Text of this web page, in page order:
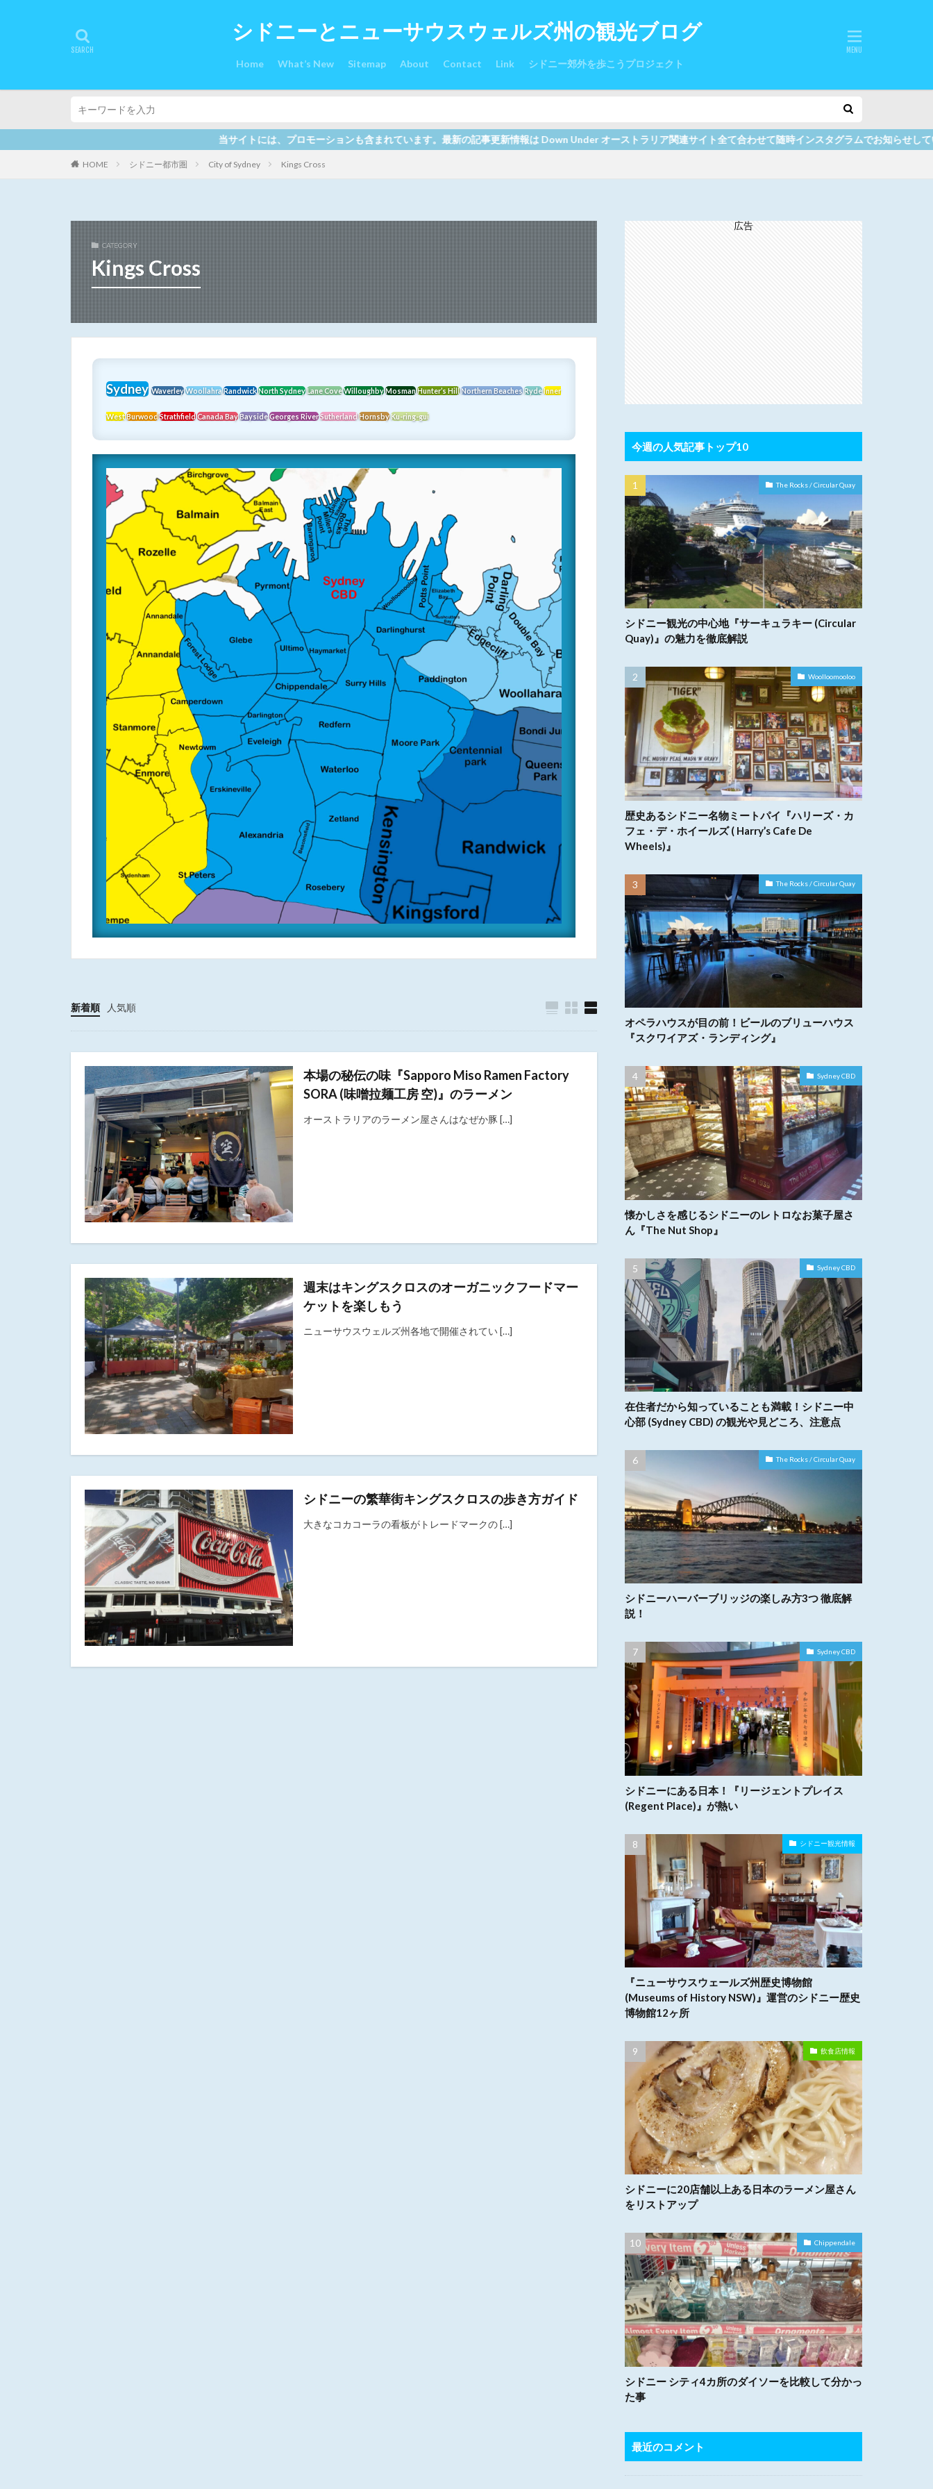
シドニーとニューサウスウェルズ州の観光ブログ
Home What’s New Sitemap About Contact Link シドニー郊外を歩こうプロジェクト
当サイトには、プロモーションも含まれています。最新の記事更新情報は Down Under オーストラリア関連サイト全て合わせて随時インスタグラムでお知らせしていますので、ここをクリック
HOME シドニー都市圏 City of Sydney Kings Cross
CATEGORY
Kings Cross
Sydney WaverleyWoollahraRandwickNorth SydneyLane CoveWilloughbyMosmanHunter’s HillNorthern BeachesRydeInner
WestBurwoodStrathfieldCanada BayBaysideGeorges RiverSutherlandHornsbyKu-ring-gui
新着順 人気順
本場の秘伝の味『Sapporo Miso Ramen Factory
SORA (味噌拉麺工房 空)』のラーメン
オーストラリアのラーメン屋さんはなぜか豚 […]
週末はキングスクロスのオーガニックフードマー
ケットを楽しもう
ニューサウスウェルズ州各地で開催されてい […]
シドニーの繁華街キングスクロスの歩き方ガイド
大きなコカコーラの看板がトレードマークの […]
広告
今週の人気記事トップ10
The Rocks / Circular Quay
シドニー観光の中心地『サーキュラキー (Circular
Quay)』の魅力を徹底解説
Woolloomooloo
歴史あるシドニー名物ミートパイ『ハリーズ・カ
フェ・デ・ホイールズ ( Harry’s Cafe De
Wheels)』
The Rocks / Circular Quay
オペラハウスが目の前！ビールのブリューハウス
『スクワイアズ・ランディング』
Sydney CBD
懐かしさを感じるシドニーのレトロなお菓子屋さ
ん『The Nut Shop』
Sydney CBD
在住者だから知っていることも満載！シドニー中
心部 (Sydney CBD) の観光や見どころ、注意点
The Rocks / Circular Quay
シドニーハーバーブリッジの楽しみ方3つ 徹底解
説！
Sydney CBD
シドニーにある日本！『リージェントプレイス
(Regent Place)』が熱い
シドニー観光情報
『ニューサウスウェールズ州歴史博物館
(Museums of History NSW)』運営のシドニー歴史
博物館12ヶ所
飲食店情報
シドニーに20店舗以上ある日本のラーメン屋さん
をリストアップ
Chippendale
シドニー シティ4カ所のダイソーを比較して分かっ
た事
最近のコメント